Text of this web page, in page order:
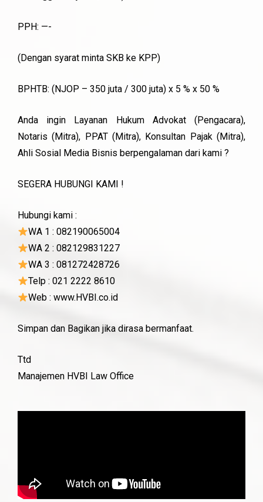
PPH: —-
(Dengan syarat minta SKB ke KPP)
BPHTB: (NJOP – 350 juta / 300 juta) x 5 % x 50 %
Anda ingin Layanan Hukum Advokat (Pengacara),
Notaris (Mitra), PPAT (Mitra), Konsultan Pajak (Mitra),
Ahli Sosial Media Bisnis berpengalaman dari kami ?
SEGERA HUBUNGI KAMI !
Hubungi kami :
WA 1 : 082190065004
WA 2 : 082129831227
WA 3 : 081272428726
Telp : 021 2222 8610
Web : www.HVBI.co.id
Simpan dan Bagikan jika dirasa bermanfaat.
Ttd
Manajemen HVBI Law Office